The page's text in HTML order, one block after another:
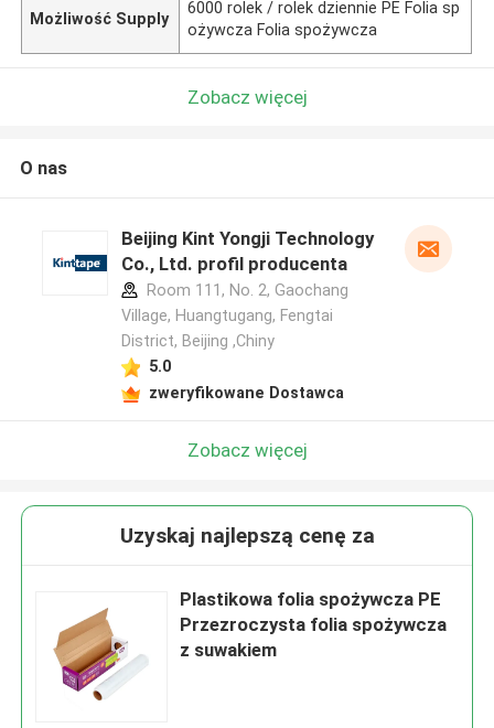
Możliwość Supply
6000 rolek / rolek dziennie PE Folia sp
ożywcza Folia spożywcza
Zobacz więcej
O nas
Beijing Kint Yongji Technology
Co., Ltd. profil producenta
Room 111, No. 2, Gaochang
Village, Huangtugang, Fengtai
District, Beijing ,Chiny
5.0
zweryfikowane Dostawca
Zobacz więcej
Uzyskaj najlepszą cenę za
Plastikowa folia spożywcza PE
Przezroczysta folia spożywcza
z suwakiem